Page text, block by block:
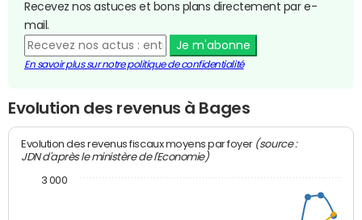
Recevez nos astuces et bons plans directement par e-
mail.
Je m'abonne
En savoir plus sur notre politique de confidentialité
Evolution des revenus à Bages
Evolution des revenus fiscaux moyens par foyer (source :
JDN d'après le ministère de l'Economie)
3 000